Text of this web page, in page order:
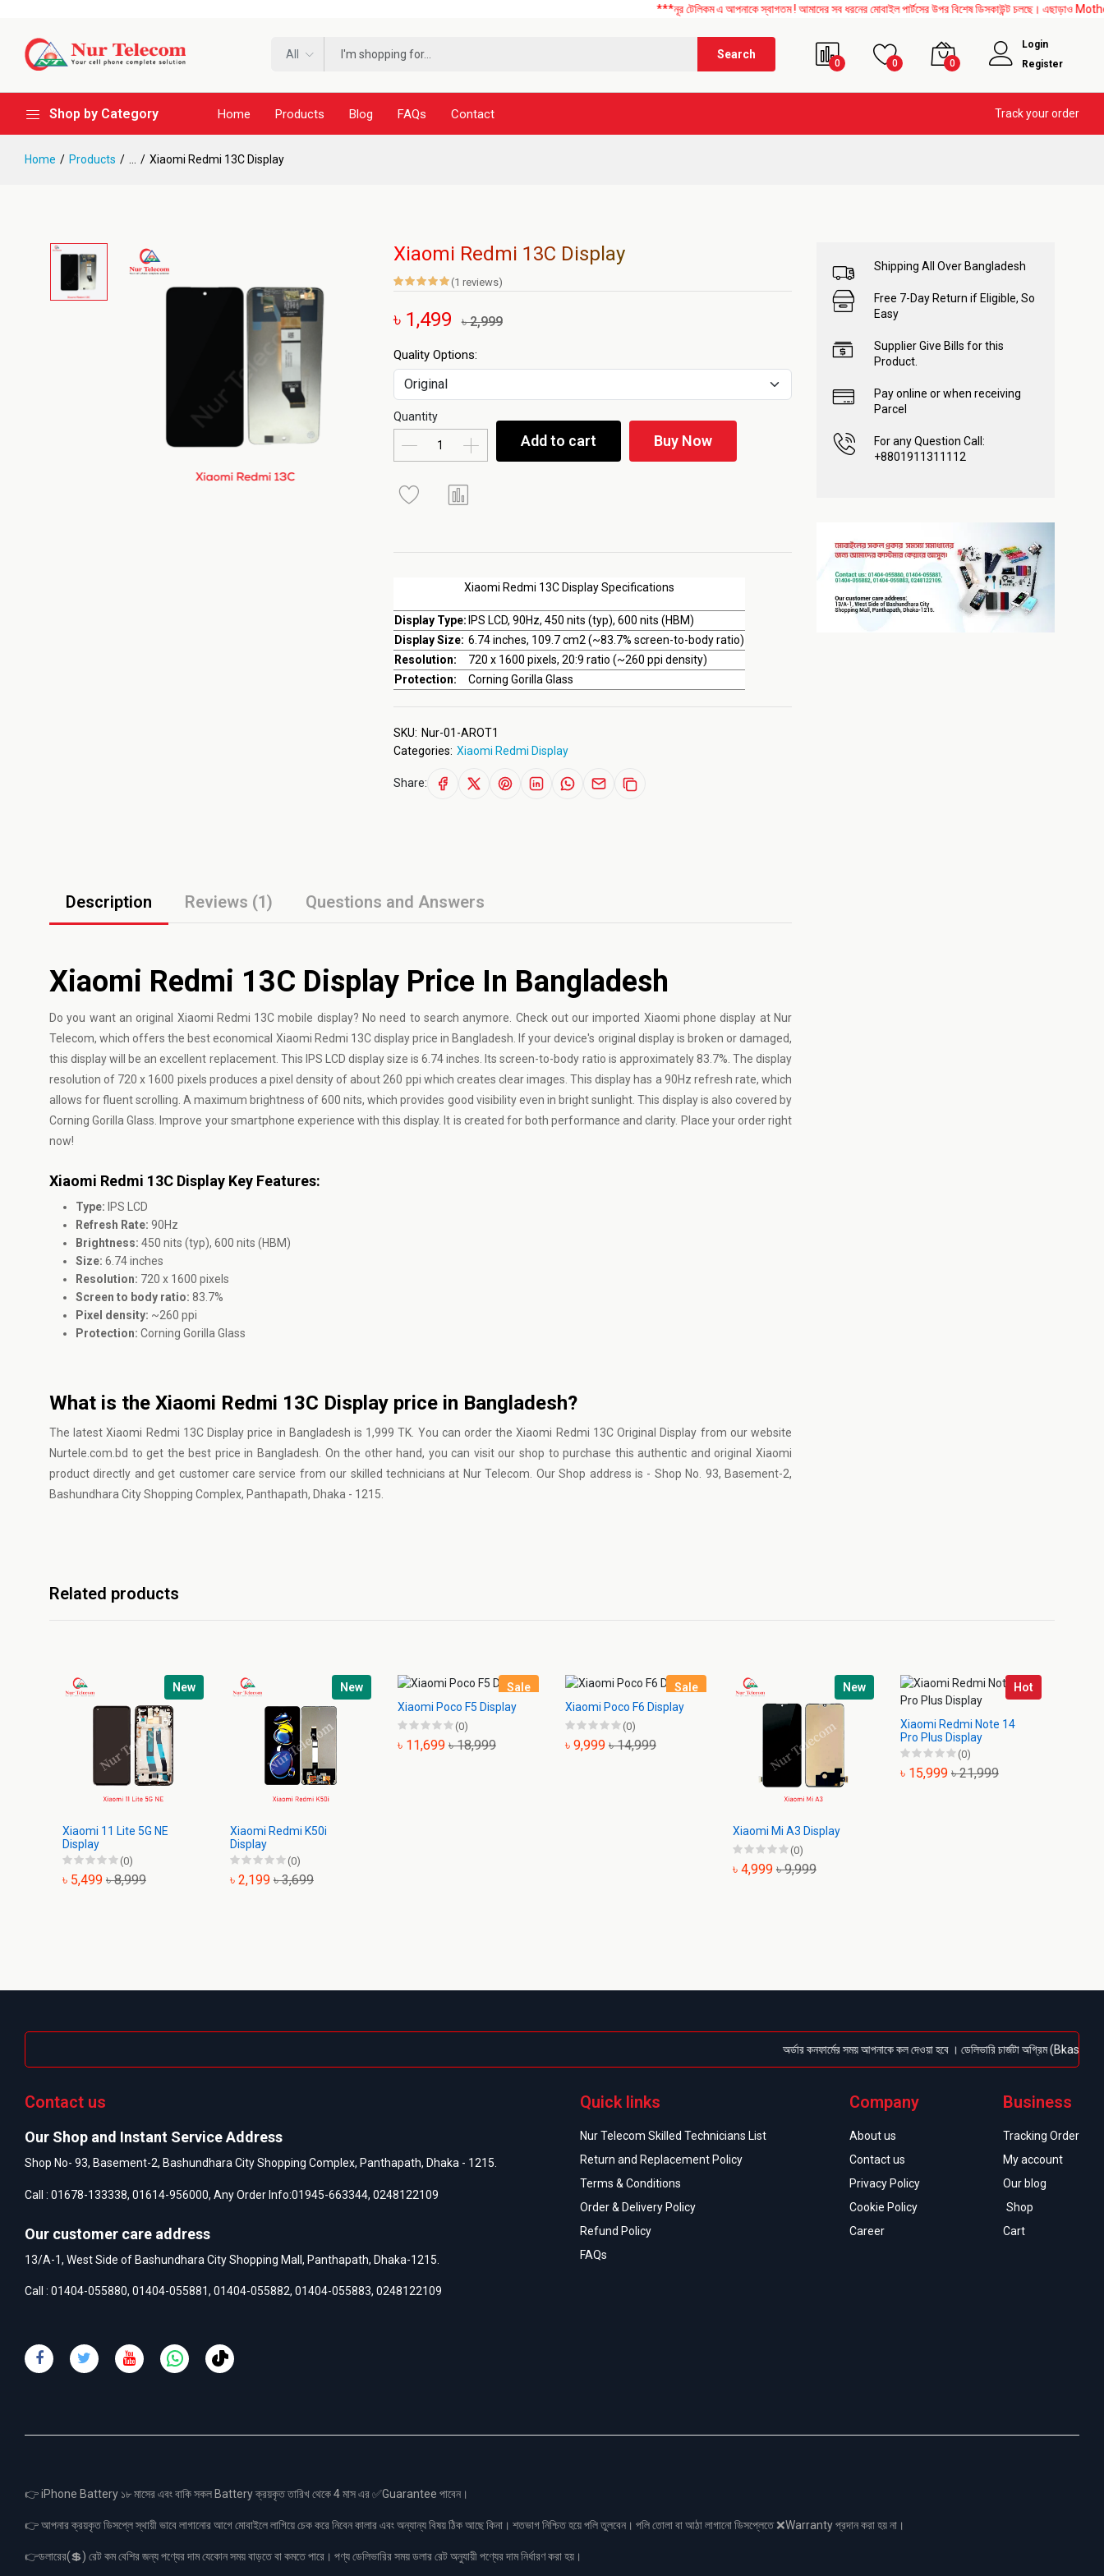
***নূর টেলিকম এ আপনাকে স্বাগতম ! আমাদের সব ধরনের মোবাইল পার্টসের উপর বিশেষ ডিসকাউন্ট চলছে। এছাড়াও Mother
All Search
0 0 0
Login
Register
Shop by Category Home Products Blog FAQs Contact Track your order
Home Products Xiaomi Redmi 13C Display
Xiaomi Redmi 13C Display
(1 reviews)
৳ 1,499 ৳ 2,999
Xiaomi Redmi 13C Display Specifications
Display Type: IPS LCD, 90Hz, 450 nits (typ), 600 nits (HBM)
Display Size: 6.74 inches, 109.7 cm2 (~83.7% screen-to-body ratio)
Resolution:
720 x 1600 pixels, 20:9 ratio (~260 ppi density)
Protection:
Corning Gorilla Glass
Quality Options:
Quantity
Add to cart Buy Now
SKU: Nur-01-AROT1
Categories: Xiaomi Redmi Display
Share:
Description Reviews (1) Questions and Answers
Xiaomi Redmi 13C Display Price In Bangladesh
Do you want an original Xiaomi Redmi 13C mobile display? No need to search anymore. Check out our imported Xiaomi phone display at Nur
Telecom, which offers the best economical Xiaomi Redmi 13C display price in Bangladesh. If your device's original display is broken or damaged,
this display will be an excellent replacement. This IPS LCD display size is 6.74 inches. Its screen-to-body ratio is approximately 83.7%. The display
resolution of 720 x 1600 pixels produces a pixel density of about 260 ppi which creates clear images. This display has a 90Hz refresh rate, which
allows for fluent scrolling. A maximum brightness of 600 nits, which provides good visibility even in bright sunlight. This display is also covered by
Corning Gorilla Glass. Improve your smartphone experience with this display. It is created for both performance and clarity. Place your order right
now!
Xiaomi Redmi 13C Display Key Features:
Type: IPS LCD
Refresh Rate: 90Hz
Brightness: 450 nits (typ), 600 nits (HBM)
Size: 6.74 inches
Resolution: 720 x 1600 pixels
Screen to body ratio: 83.7%
Pixel density: ~260 ppi
Protection: Corning Gorilla Glass
What is the Xiaomi Redmi 13C Display price in Bangladesh?
The latest Xiaomi Redmi 13C Display price in Bangladesh is 1,999 TK. You can order the Xiaomi Redmi 13C Original Display from our website
Nurtele.com.bd to get the best price in Bangladesh. On the other hand, you can visit our shop to purchase this authentic and original Xiaomi
product directly and get customer care service from our skilled technicians at Nur Telecom. Our Shop address is - Shop No. 93, Basement-2,
Bashundhara City Shopping Complex, Panthapath, Dhaka - 1215.
Shipping All Over Bangladesh
Free 7-Day Return if Eligible, So
Easy
Supplier Give Bills for this
Product.
Pay online or when receiving
Parcel
For any Question Call:
+8801911311112
Related products
New
Xiaomi 11 Lite 5G NE
Display
(0)
৳ 5,499 ৳ 8,999
New
Xiaomi Redmi K50i
Display
(0)
৳ 2,199 ৳ 3,699
Sale
Xiaomi Poco F5 Display
(0)
৳ 11,699 ৳ 18,999
Sale
Xiaomi Poco F6 Display
(0)
৳ 9,999 ৳ 14,999
New
Xiaomi Mi A3 Display
(0)
৳ 4,999 ৳ 9,999
Hot
Xiaomi Redmi Note 14
Pro Plus Display
(0)
৳ 15,999 ৳ 21,999
অর্ডার কনফার্মের সময় আপনাকে কল দেওয়া হবে । ডেলিভারি চার্জটা অগ্রিম (Bkash/
Contact us
Our Shop and Instant Service Address
Shop No- 93, Basement-2, Bashundhara City Shopping Complex, Panthapath, Dhaka - 1215.
Call : 01678-133338, 01614-956000, Any Order Info:01945-663344, 0248122109
Our customer care address
13/A-1, West Side of Bashundhara City Shopping Mall, Panthapath, Dhaka-1215.
Call : 01404-055880, 01404-055881, 01404-055882, 01404-055883, 0248122109
Quick links
Nur Telecom Skilled Technicians List
Return and Replacement Policy
Terms & Conditions
Order & Delivery Policy
Refund Policy
FAQs
Company
About us
Contact us
Privacy Policy
Cookie Policy
Career
Business
Tracking Order
My account
Our blog
Shop
Cart
👉 iPhone Battery ১৮ মাসের এবং বাকি সকল Battery ক্রয়কৃত তারিখ থেকে 4 মাস এর ✅Guarantee পাবেন।
👉 আপনার ক্রয়কৃত ডিসপ্লে স্থায়ী ভাবে লাগানোর আগে মোবাইলে লাগিয়ে চেক করে নিবেন কালার এবং অন্যান্য বিষয় ঠিক আছে কিনা। শতভাগ নিশ্চিত হয়ে পলি তুলবেন। পলি তোলা বা আঠা লাগানো ডিসপ্লেতে ❌Warranty প্রদান করা হয় না।
👉ডলারের(💲) রেট কম বেশির জন্য পণ্যের দাম যেকোন সময় বাড়তে বা কমতে পারে। পণ্য ডেলিভারির সময় ডলার রেট অনুযায়ী পণ্যের দাম নির্ধারণ করা হয়।